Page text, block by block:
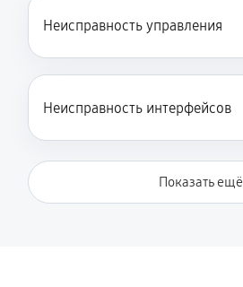
Неисправность управления
Неисправность интерфейсов
Показать ещё